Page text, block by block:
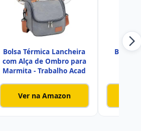
Bolsa Térmica Lancheira
com Alça de Ombro para
Marmita - Trabalho Acad
Ver na Amazon
Bolsa